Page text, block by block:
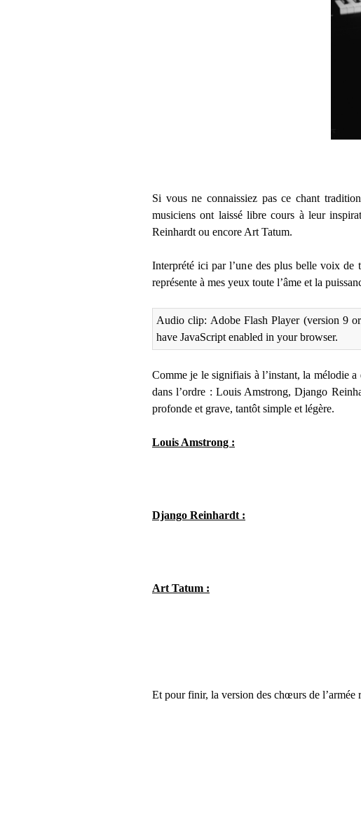
Si vous ne connaissiez pas ce chant
musiciens ont laissé libre cours à leur
Reinhardt ou encore Art Tatum.
Interprété ici par l’une des plus belle voix de
représente à mes yeux toute l’âme et la
Audio clip: Adobe Flash Player (version 9
have JavaScript enabled in your browser.
Comme je le signifiais à l’instant, la mélodie
dans l’ordre : Louis Amstrong, Django
profonde et grave, tantôt simple et légère.
Louis Amstrong :
Django Reinhardt :
Art Tatum :
Et pour finir, la version des chœurs de